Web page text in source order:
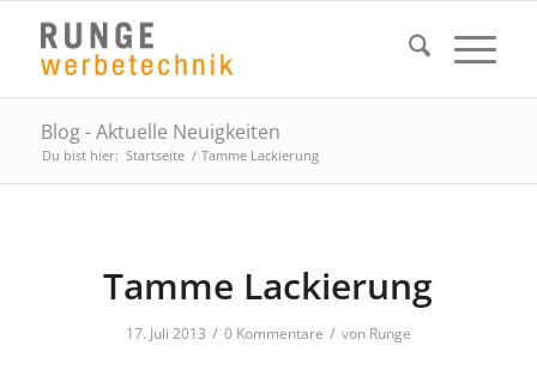
Blog - Aktuelle Neuigkeiten
Du bist hier: Startseite / Tamme Lackierung
Tamme Lackierung
17. Juli 2013 / 0 Kommentare / von Runge